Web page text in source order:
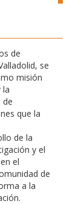
de
se
misión
la
de
que la
de la
y el
el
de
a la